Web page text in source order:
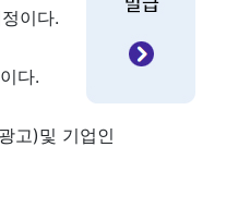
이다.
다.
고)및 기업인